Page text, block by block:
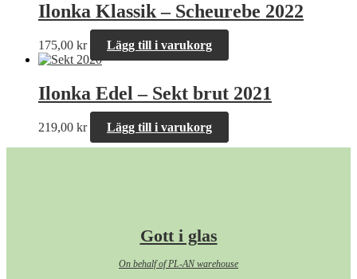
Ilonka Klassik – Scheurebe 2022
175,00 kr Lägg till i varukorg
Ilonka Edel – Sekt brut 2021
219,00 kr Lägg till i varukorg
Gott i glas
On behalf of PL-AN warehouse